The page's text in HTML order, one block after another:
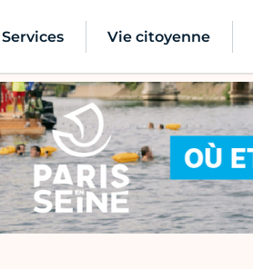
Services Vie citoyenne